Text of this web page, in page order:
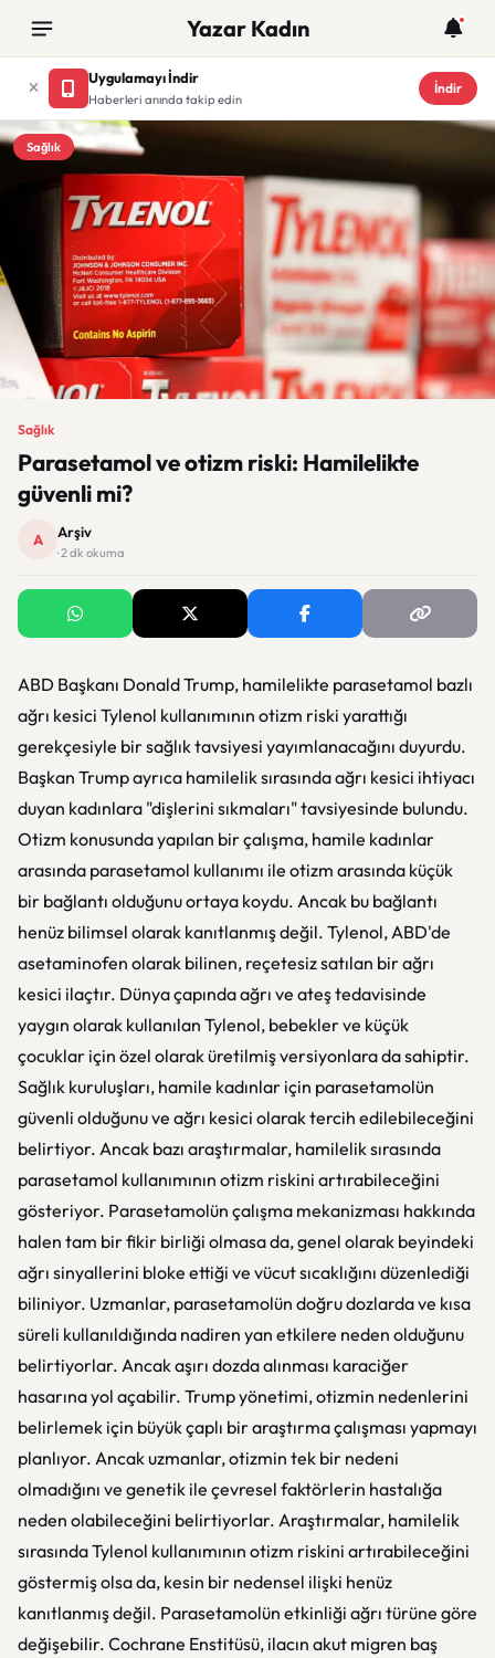
Yazar Kadın
Uygulamayı İndir
Haberleri anında takip edin
İndir
Sağlık
Sağlık
Parasetamol ve otizm riski: Hamilelikte
güvenli mi?
A Arşiv
· 2 dk okuma
ABD Başkanı Donald Trump, hamilelikte parasetamol bazlı
ağrı kesici Tylenol kullanımının otizm riski yarattığı
gerekçesiyle bir sağlık tavsiyesi yayımlanacağını duyurdu.
Başkan Trump ayrıca hamilelik sırasında ağrı kesici ihtiyacı
duyan kadınlara "dişlerini sıkmaları" tavsiyesinde bulundu.
Otizm konusunda yapılan bir çalışma, hamile kadınlar
arasında parasetamol kullanımı ile otizm arasında küçük
bir bağlantı olduğunu ortaya koydu. Ancak bu bağlantı
henüz bilimsel olarak kanıtlanmış değil. Tylenol, ABD'de
asetaminofen olarak bilinen, reçetesiz satılan bir ağrı
kesici ilaçtır. Dünya çapında ağrı ve ateş tedavisinde
yaygın olarak kullanılan Tylenol, bebekler ve küçük
çocuklar için özel olarak üretilmiş versiyonlara da sahiptir.
Sağlık kuruluşları, hamile kadınlar için parasetamolün
güvenli olduğunu ve ağrı kesici olarak tercih edilebileceğini
belirtiyor. Ancak bazı araştırmalar, hamilelik sırasında
parasetamol kullanımının otizm riskini artırabileceğini
gösteriyor. Parasetamolün çalışma mekanizması hakkında
halen tam bir fikir birliği olmasa da, genel olarak beyindeki
ağrı sinyallerini bloke ettiği ve vücut sıcaklığını düzenlediği
biliniyor. Uzmanlar, parasetamolün doğru dozlarda ve kısa
süreli kullanıldığında nadiren yan etkilere neden olduğunu
belirtiyorlar. Ancak aşırı dozda alınması karaciğer
hasarına yol açabilir. Trump yönetimi, otizmin nedenlerini
belirlemek için büyük çaplı bir araştırma çalışması yapmayı
planlıyor. Ancak uzmanlar, otizmin tek bir nedeni
olmadığını ve genetik ile çevresel faktörlerin hastalığa
neden olabileceğini belirtiyorlar. Araştırmalar, hamilelik
sırasında Tylenol kullanımının otizm riskini artırabileceğini
göstermiş olsa da, kesin bir nedensel ilişki henüz
kanıtlanmış değil. Parasetamolün etkinliği ağrı türüne göre
değişebilir. Cochrane Enstitüsü, ilacın akut migren baş